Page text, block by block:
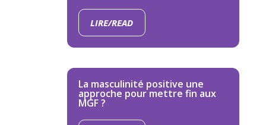
LIRE/READ
La masculinité positive une
approche pour mettre fin aux
MGF ?